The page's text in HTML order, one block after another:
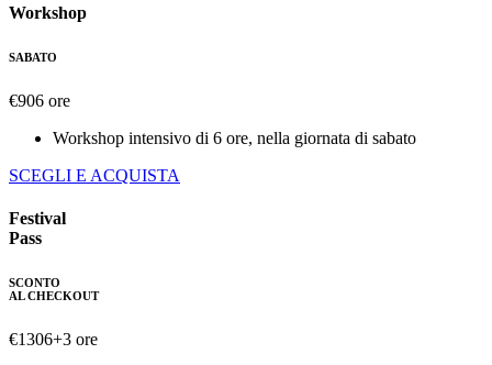
Workshop
SABATO
€906 ore
Workshop intensivo di 6 ore, nella giornata di sabato
SCEGLI E ACQUISTA
Festival
Pass
SCONTO
AL CHECKOUT
€1306+3 ore